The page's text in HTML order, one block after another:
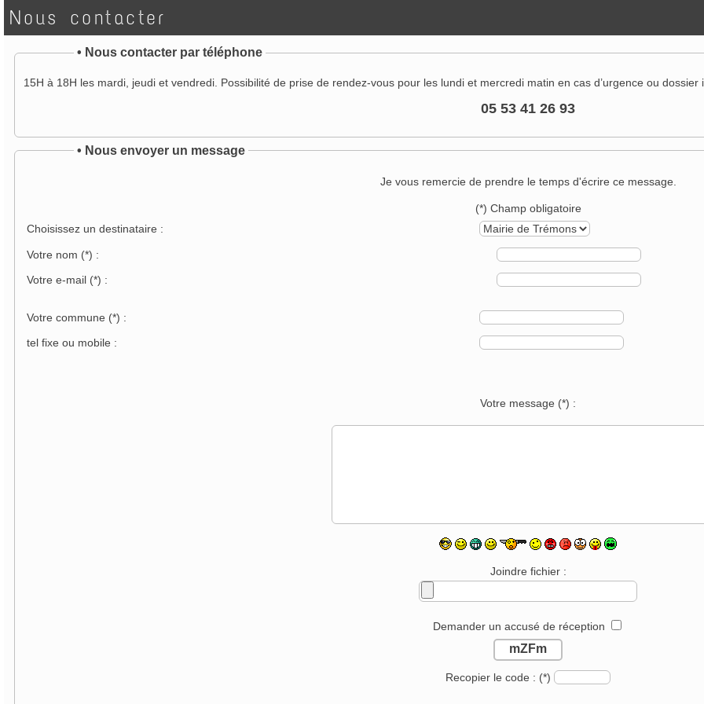
Nous contacter
• Nous contacter par téléphone
15H à 18H les mardi, jeudi et vendredi. Possibilité de prise de rendez-vous pour les lundi et mercredi matin en cas d’urgence ou dossier
05 53 41 26 93
• Nous envoyer un message
Je vous remercie de prendre le temps d'écrire ce message.
(*) Champ obligatoire
Choisissez un destinataire :
Votre nom (*) :
Votre e-mail (*) :
Votre commune (*) :
tel fixe ou mobile :
Votre message (*) :
Joindre fichier :
Demander un accusé de réception
mZFm
Recopier le code : (*)